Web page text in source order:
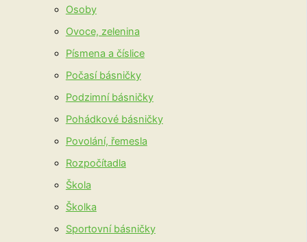
Osoby
Ovoce, zelenina
Písmena a číslice
Počasí básničky
Podzimní básničky
Pohádkové básničky
Povolání, řemesla
Rozpočítadla
Škola
Školka
Sportovní básničky